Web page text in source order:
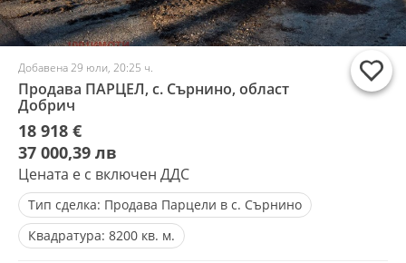
Добавена 29 юли, 20:25 ч.
Продава ПАРЦЕЛ, с. Сърнино, област
Добрич
18 918 €
37 000,39 лв
Цената е с включен ДДС
Тип сделка: Продава Парцели в с. Сърнино
Квадратура: 8200 кв. м.